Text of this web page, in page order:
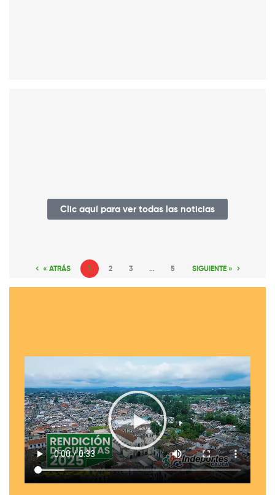
Clic aquí para ver todas las noticias
« ATRÁS 1 2 3 … 5 SIGUIENTE »